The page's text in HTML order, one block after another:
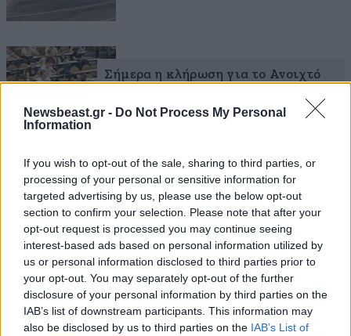
Newsbeast.gr - Do Not Process My Personal
Information
If you wish to opt-out of the sale, sharing to third parties, or
processing of your personal or sensitive information for
targeted advertising by us, please use the below opt-out
section to confirm your selection. Please note that after your
opt-out request is processed you may continue seeing
interest-based ads based on personal information utilized by
us or personal information disclosed to third parties prior to
your opt-out. You may separately opt-out of the further
disclosure of your personal information by third parties on the
IAB’s list of downstream participants. This information may
also be disclosed by us to third parties on the IAB’s List of
Σήμερα η κλήρωση για το Ανοιχτό